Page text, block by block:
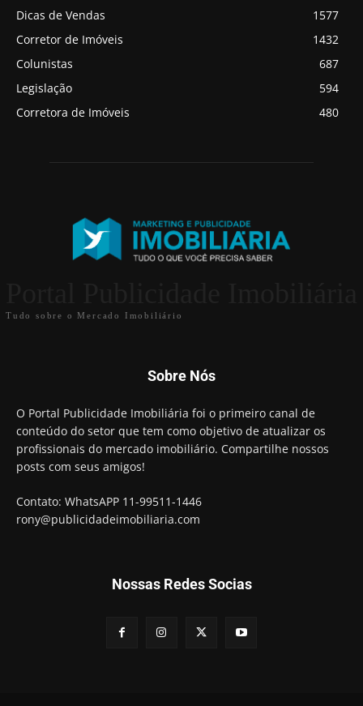
Dicas de Vendas
1577
Corretor de Imóveis
1432
Colunistas
687
Legislação
594
Corretora de Imóveis
480
Tudo sobre o Mercado Imobiliário
Sobre Nós
O Portal Publicidade Imobiliária foi o primeiro canal de
conteúdo do setor que tem como objetivo de atualizar os
profissionais do mercado imobiliário. Compartilhe nossos
posts com seus amigos!
Contato: WhatsAPP 11-99511-1446
rony@publicidadeimobiliaria.com
Nossas Redes Socias